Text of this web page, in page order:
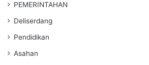
PEMERINTAHAN
Deliserdang
Pendidikan
Asahan